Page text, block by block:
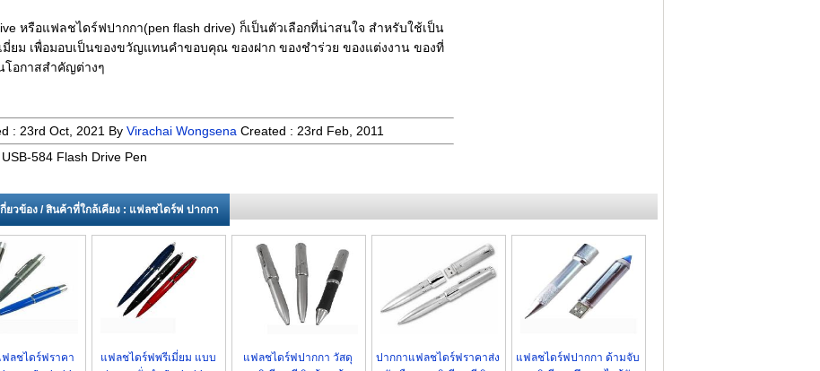
หรือแฟลชไดร์ฟปากกา(pen flash drive) ก็เป็นตัวเลือกที่น่าสนใจ สำหรับใช้เป็น
มี่ยม เพื่อมอบเป็นของขวัญแทนคำขอบคุณ ของฝาก ของชำร่วย ของแต่งงาน ของที่
โอกาสสำคัญต่างๆ
: 23rd Oct, 2021 By Virachai Wongsena Created : 23rd Feb, 2011
USB-584 Flash Drive Pen
ยวข้อง / สินค้าที่ใกล้เคียง : แฟลชไดร์ฟ ปากกา
ลชไดร์ฟราคา
แฟลชไดร์ฟพรีเมี่ยม แบบ
แฟลชไดร์ฟปากกา วัสดุ
ปากกาแฟลชไดร์ฟราคาส่ง
แฟลชไดร์ฟปากกา ด้ามจับ